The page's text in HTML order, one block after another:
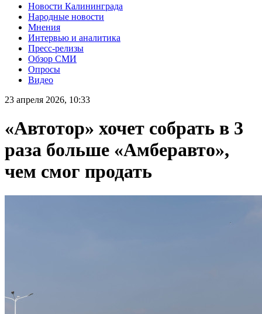
Новости Калининграда
Народные новости
Мнения
Интервью и аналитика
Пресс-релизы
Обзор СМИ
Опросы
Видео
23 апреля 2026, 10:33
«Автотор» хочет собрать в 3
раза больше «Амберавто»,
чем смог продать